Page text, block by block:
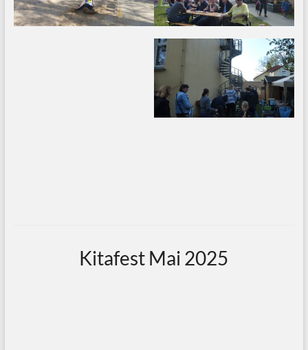
Kitafest Mai 2025